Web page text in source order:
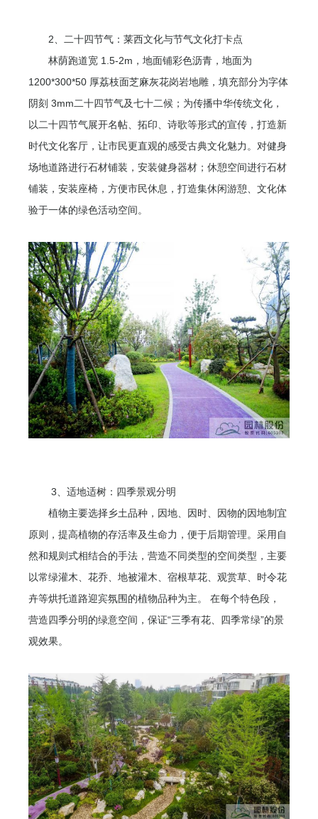
2、二十四节气：莱西文化与节气文化打卡点
林荫跑道宽 1.5-2m，地面铺彩色沥青，地面为
1200*300*50 厚荔枝面芝麻灰花岗岩地雕，填充部分为字体
阴刻 3mm二十四节气及七十二候；为传播中华传统文化，
以二十四节气展开名帖、拓印、诗歌等形式的宣传，打造新
时代文化客厅，让市民更直观的感受古典文化魅力。对健身
场地道路进行石材铺装，安装健身器材；休憩空间进行石材
铺装，安装座椅，方便市民休息，打造集休闲游憩、文化体
验于一体的绿色活动空间。
3、适地适树：四季景观分明
植物主要选择乡土品种，因地、因时、因物的因地制宜
原则，提高植物的存活率及生命力，便于后期管理。采用自
然和规则式相结合的手法，营造不同类型的空间类型，主要
以常绿灌木、花乔、地被灌木、宿根草花、观赏草、时令花
卉等烘托道路迎宾氛围的植物品种为主。 在每个特色段，
营造四季分明的绿意空间，保证“三季有花、四季常绿”的景
观效果。